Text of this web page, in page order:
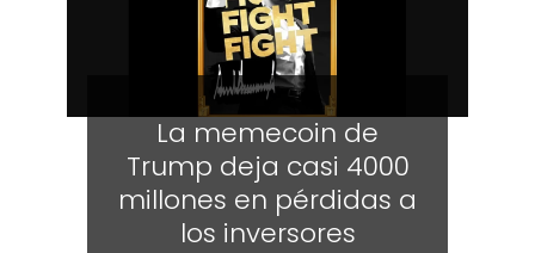
La memecoin de
Trump deja casi 4000
millones en pérdidas a
los inversores